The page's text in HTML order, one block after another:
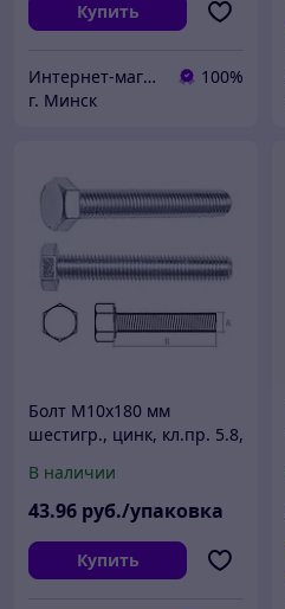
Купить
Интернет-магазин 24маркет.бел
100%
г. Минск
Болт М10х180 мм
шестигр., цинк, кл.пр. 5.8,
В наличии
43.96 руб./упаковка
Купить